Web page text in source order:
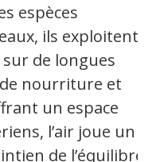
espèces
ils exploitent
de longues
nourriture et
un espace
l’air joue un
de l’équilibre